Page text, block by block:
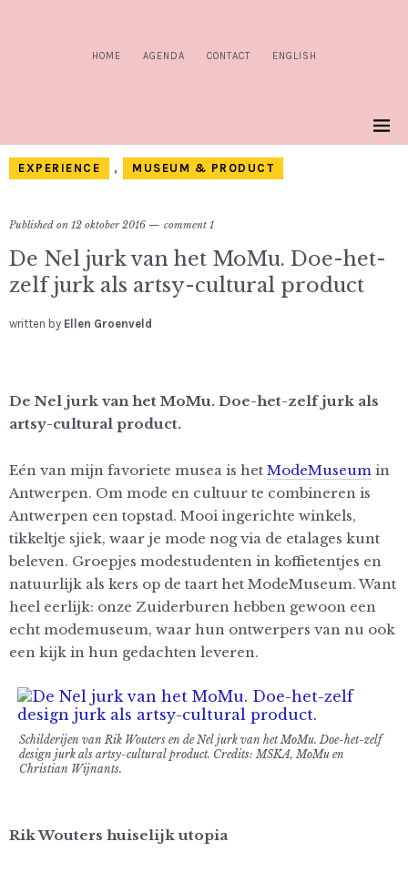
HOME AGENDA CONTACT ENGLISH
EXPERIENCE , MUSEUM & PRODUCT
Published on 12 oktober 2016 comment 1
De Nel jurk van het MoMu. Doe-het-
zelf jurk als artsy-cultural product
written by Ellen Groenveld
De Nel jurk van het MoMu. Doe-het-zelf jurk als
artsy-cultural product.
Eén van mijn favoriete musea is het ModeMuseum in
Antwerpen. Om mode en cultuur te combineren is
Antwerpen een topstad. Mooi ingerichte winkels,
tikkeltje sjiek, waar je mode nog via de etalages kunt
beleven. Groepjes modestudenten in koffietentjes en
natuurlijk als kers op de taart het ModeMuseum. Want
heel eerlijk: onze Zuiderburen hebben gewoon een
echt modemuseum, waar hun ontwerpers van nu ook
een kijk in hun gedachten leveren.
Schilderijen van Rik Wouters en de Nel jurk van het MoMu. Doe-het-zelf
design jurk als artsy-cultural product. Credits: MSKA, MoMu en
Christian Wijnants.
Rik Wouters huiselijk utopia